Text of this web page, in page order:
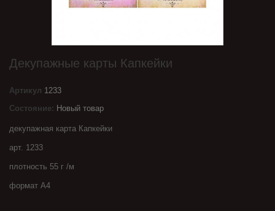
Декупажные карты Капкейки
Артикул 1233
Состояние: Новый товар
декупажная карта Капкейки
арт. 1233
плотность 55 г /м
формат А4